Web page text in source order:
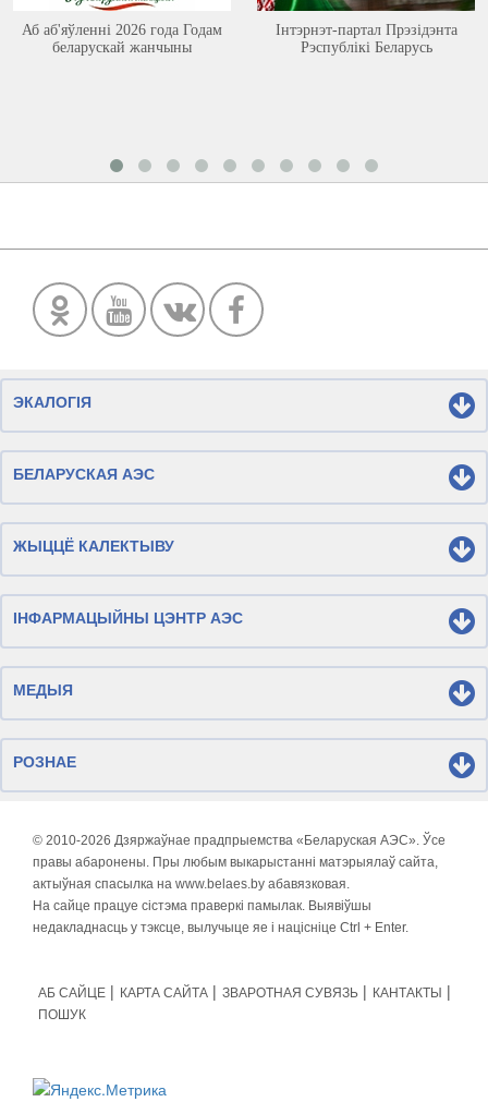
Аб аб'яўленні 2026 года Годам
беларускай жанчыны
Інтэрнэт-партал Прэзідэнта
Рэспублікі Беларусь
ЭКАЛОГІЯ
БЕЛАРУСКАЯ АЭС
ЖЫЦЦЁ КАЛЕКТЫВУ
ІНФАРМАЦЫЙНЫ ЦЭНТР АЭС
МЕДЫЯ
РОЗНАЕ
© 2010-2026 Дзяржаўнае прадпрыемства «Беларуская АЭС». Ўсе
правы абаронены. Пры любым выкарыстанні матэрыялаў сайта,
актыўная спасылка на www.belaes.by абавязковая.
На сайце працуе сістэма праверкі памылак. Выявіўшы
недакладнасць у тэксце, вылучыце яе і націсніце Ctrl + Enter.
АБ САЙЦЕ КАРТА САЙТА ЗВАРОТНАЯ СУВЯЗЬ
КАНТАКТЫ
ПОШУК